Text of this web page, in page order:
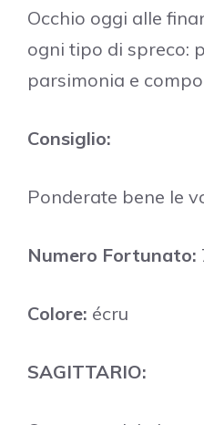
Occhio oggi alle
ogni tipo di spreco:
parsimonia e
Consiglio:
Ponderate bene le
Numero Fortunato:
Colore: écru
SAGITTARIO: